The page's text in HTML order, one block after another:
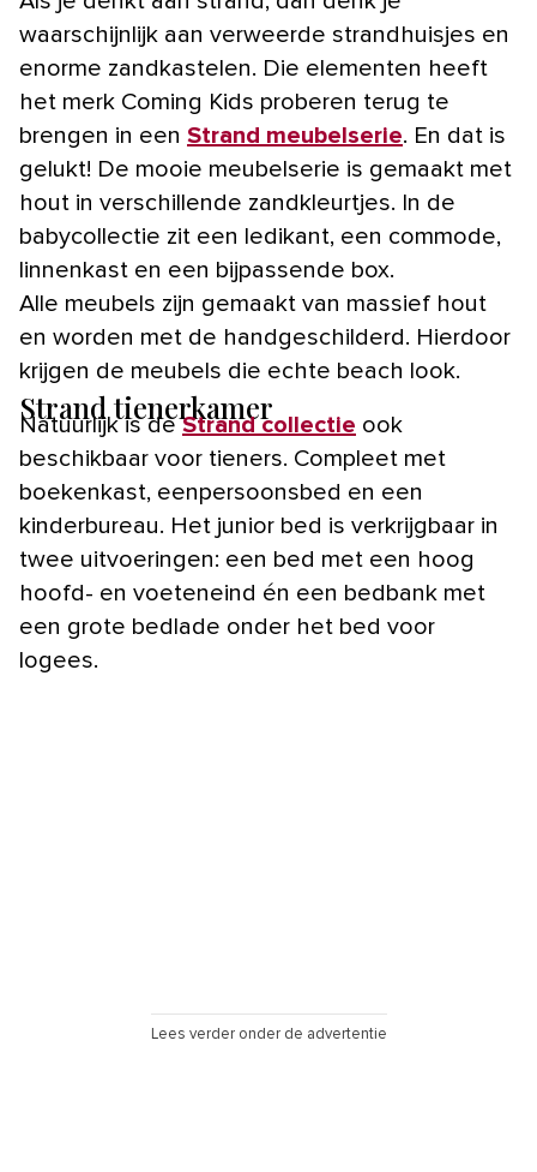
waarschijnlijk aan verweerde strandhuisjes en
enorme zandkastelen. Die elementen heeft
het merk Coming Kids proberen terug te
brengen in een Strand meubelserie. En dat is
gelukt! De mooie meubelserie is gemaakt met
hout in verschillende zandkleurtjes. In de
babycollectie zit een ledikant, een commode,
linnenkast en een bijpassende box.
Alle meubels zijn gemaakt van massief hout
en worden met de handgeschilderd. Hierdoor
krijgen de meubels die echte beach look.
Strand tienerkamer
Natuurlijk is deStrand collectie ook
beschikbaar voor tieners. Compleet met
boekenkast, eenpersoonsbed en een
kinderbureau. Het junior bed is verkrijgbaar in
twee uitvoeringen: een bed met een hoog
hoofd- en voeteneind én een bedbank met
een grote bedlade onder het bed voor
logees.
Lees verder onder de advertentie